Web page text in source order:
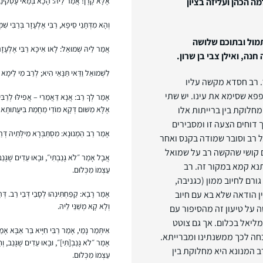
ובתוכם שלושה
חנה, ואילן צבי בן שרון.
רב חסדא מקשה עליו
שסימא את עינו. יש שתי
בין ברייתות אלו
הצעה זו ומסבירים
רב וסובר שמודה בקנס ואחר
קושי שהקשה רב על שמואל
קמא במקור זה. רב
לחיוב ממון (כגניבה,
הודאה שלא בא עם חיוב
על טיעון זה מהסיפור עם
בכלום. אך גם צוטט
לכך ממשנתינו ומברייתא.
היא מחלוקת בין
וְהָא מִדְּתָנֵי סֵיפָא, רַבִּי אֶלְעָזָר בְּרַבִּי
אֲמַר לֵיהּ שְׁמוּאֵל: לָאו אִיכָּא רַבִּי
לִשְׁמוּאֵל וַדַּאי תַּנָּאֵי הִיא; לְרַב מִי
אָמַר לְךָ רַב: אֲנָא דַּאֲמַרִי – אֲפִילּוּ
אֶלָּא מִשּׁוּם דְּקָא מוֹדֵי מֵחֲמַת בִּיעֲתוּתָא
אָמַר רַב הַמְנוּנָא: מִסְתַּבְּרָא מִילְּתֵיהּ
אֲבָל אָמַר ״לֹא גָּנַבְתִּי״, וּבָאוּ עֵדִים
עַצְמוֹ מִכְּלוּם.
אָמַר רָבָא: קַפַּחְתִּינְהוּ לְסָבֵי דְּבֵי רַב.
וְלָא קָא מְשַׁנֵּי לֵיהּ.
אִיתְּמַר נָמֵי, אָמַר רַבִּי חִיָּיא בַּר אַבָּא
אָמַר ״לֹא גָּנַבְ[תִּי]״, וּבָאוּ עֵדִים שֶׁגָּנַב,
עַצְמוֹ מִכְּלוּם.